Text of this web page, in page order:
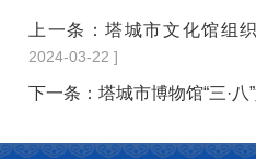
上一条：塔城市文化馆组
2024-03-22 ]
下一条：塔城市博物馆“三·八